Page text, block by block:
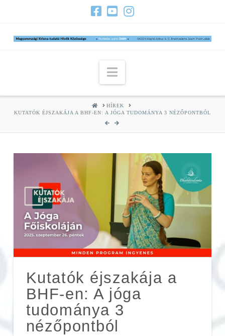
Navigation
HOMEHÍREK
KUTATÓK ÉJSZAKÁJA A BHF-EN: A JÓGA TUDOMÁNYA 3 NÉZŐPONTBÓL
Kutatók éjszakája a
BHF-en: A jóga
tudománya 3
nézőpontból